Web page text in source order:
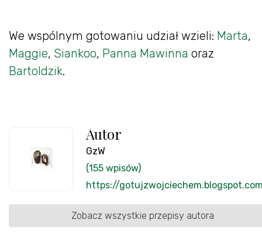
We wspólnym gotowaniu udział wzieli: Marta,
Maggie, Siankoo, Panna Mawinna oraz
Bartoldzik.
Autor
GzW
(155 wpisów)
https://
Zobacz wszystkie przepisy autora